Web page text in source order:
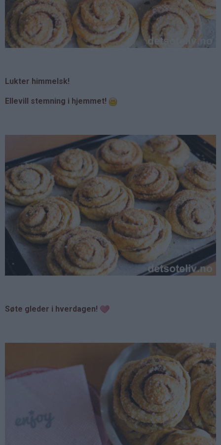
Lukter himmelsk!
Ellevill stemning i hjemmet!
Søte gleder i hverdagen!